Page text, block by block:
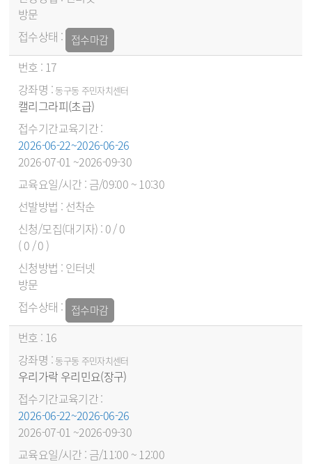
방문
접수마감
17
동구동 주민자치센터
캘리그라피(초급)
2026-06-22~2026-06-26
2026-07-01 ~2026-09-30
금/09:00 ~ 10:30
선착순
0 / 0
( 0 / 0 )
인터넷
방문
접수마감
16
동구동 주민자치센터
우리가락 우리민요(장구)
2026-06-22~2026-06-26
2026-07-01 ~2026-09-30
금/11:00 ~ 12:00